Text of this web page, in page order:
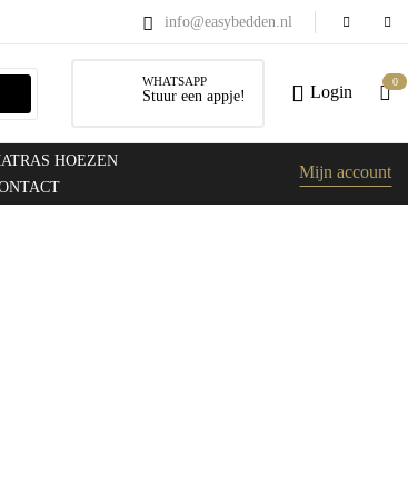
info@easybedden.nl
WHATSAPP
Stuur een appje! Login
0
HOEZEN
Mijn account